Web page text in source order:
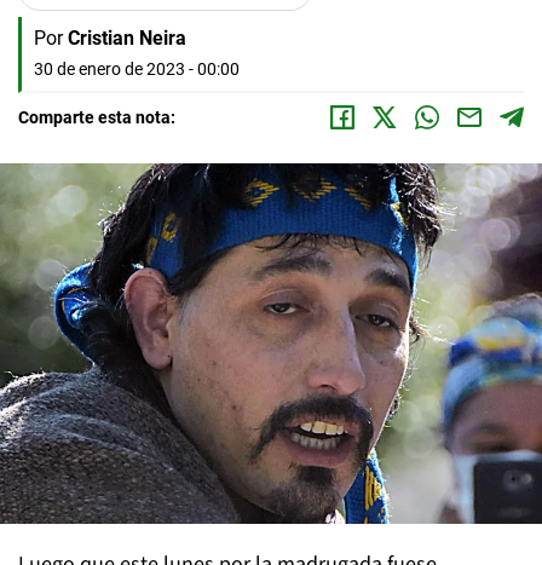
Por Cristian Neira
30 de enero de 2023 - 00:00
Comparte esta nota: